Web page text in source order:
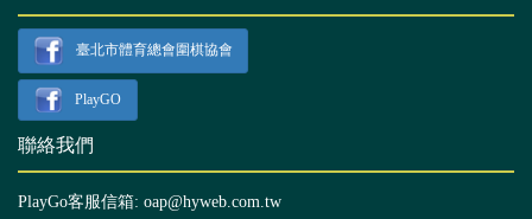
臺北市體育總會圍棋協會
PlayGO
聯絡我們
PlayGo客服信箱: oap@hyweb.com.tw